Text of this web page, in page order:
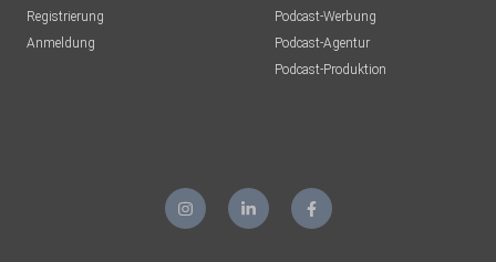
Registrierung
Anmeldung
Podcast-Werbung
Podcast-Agentur
Podcast-Produktion